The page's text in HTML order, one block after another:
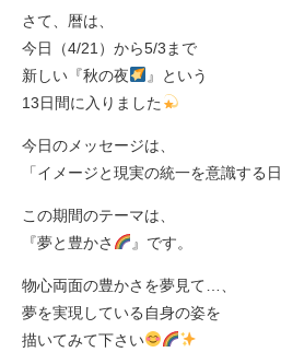
さて、暦は、
今日（4/21）から5/3まで
新しい『秋の夜
』という
13日間に入りました
今日のメッセージは、
「イメージと現実の統一を意識する日
この期間のテーマは、
『夢と豊かさ
』です。
物心両面の豊かさを夢見て…、
夢を実現している自身の姿を
描いてみて下さい